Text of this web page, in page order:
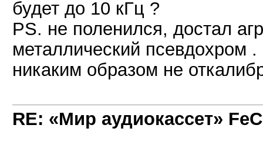
будет до 10 кГц ?
PS. не поленился, достал
металлический псевдохром .
никаким образом не
RE: «Мир аудиокассет»